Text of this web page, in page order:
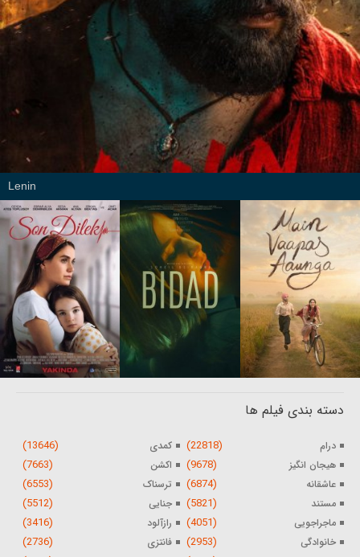
Lenin
دسته بندی فیلم ها
درام (22818) کمدی (13646)
هیجان انگیز (9678) اکشن (7663)
عاشقانه (6874) ترسناک (6553)
مستند (5821) جنایی (5512)
ماجراجویی (4051) رازآلود (3416)
خانوادگی (2953) فانتزی (2736)